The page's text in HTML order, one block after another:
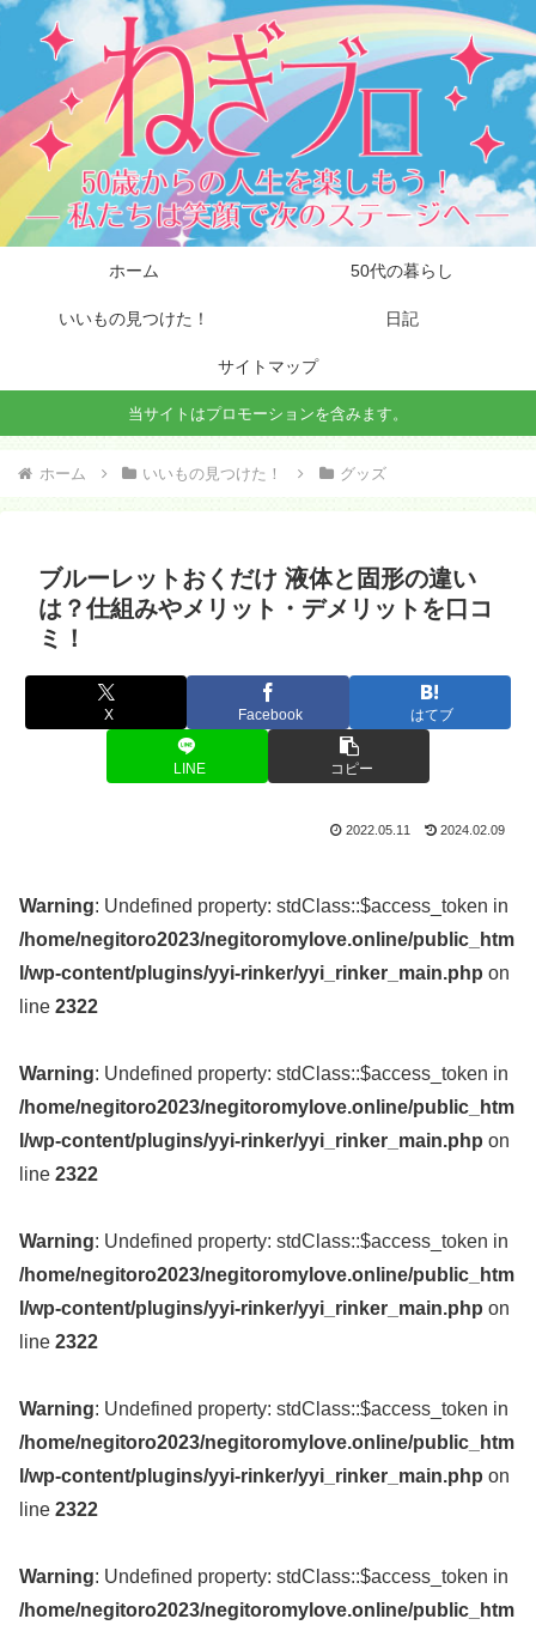
ホーム 50代の暮らし
いいもの見つけた！ 日記
サイトマップ
当サイトはプロモーションを含みます。
ホーム いいもの見つけた！ グッズ
ブルーレットおくだけ 液体と固形の違い
は？仕組みやメリット・デメリットを口コ
ミ！
X Facebook はてブ
LINE コピー
2022.05.11 2024.02.09
Warning: Undefined property: stdClass::$access_token in
/home/negitoro2023/negitoromylove.online/public_htm
l/wp-content/plugins/yyi-rinker/yyi_rinker_main.php on
line 2322
Warning: Undefined property: stdClass::$access_token in
/home/negitoro2023/negitoromylove.online/public_htm
l/wp-content/plugins/yyi-rinker/yyi_rinker_main.php on
line 2322
Warning: Undefined property: stdClass::$access_token in
/home/negitoro2023/negitoromylove.online/public_htm
l/wp-content/plugins/yyi-rinker/yyi_rinker_main.php on
line 2322
Warning: Undefined property: stdClass::$access_token in
/home/negitoro2023/negitoromylove.online/public_htm
l/wp-content/plugins/yyi-rinker/yyi_rinker_main.php on
line 2322
Warning: Undefined property: stdClass::$access_token in
/home/negitoro2023/negitoromylove.online/public_htm